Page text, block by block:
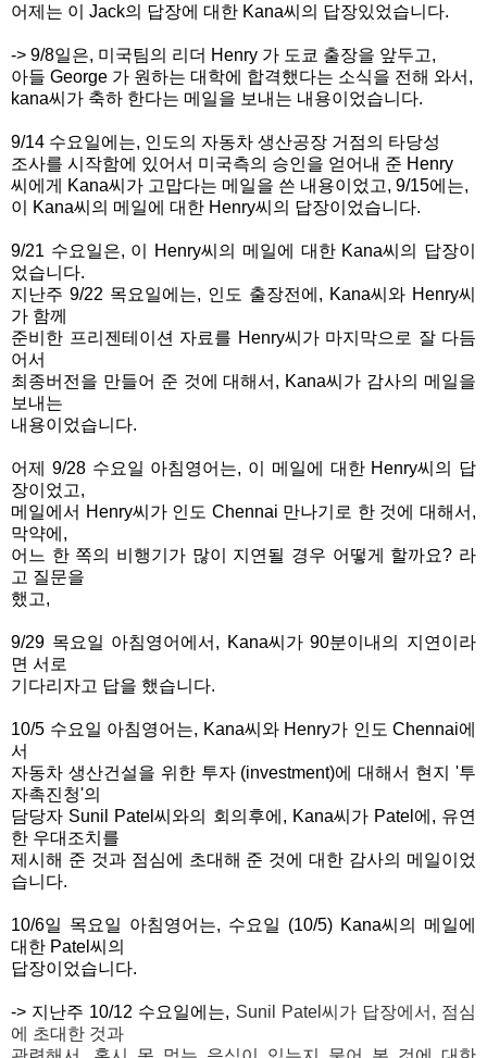
어제는 이 Jack의 답장에 대한 Kana씨의 답장있었습니다.
-> 9/8일은, 미국팀의 리더 Henry 가 도쿄 출장을 앞두고,
아들 George 가 원하는 대학에 합격했다는 소식을 전해 와서,
kana씨가 축하 한다는 메일을 보내는 내용이었습니다.
9/14 수요일에는, 인도의 자동차 생산공장 거점의 타당성
조사를 시작함에 있어서 미국측의 승인을 얻어내 준 Henry
씨에게 Kana씨 가 고맙다는 메일을 쓴 내용이었고, 9/15에는,
이 Kana씨의 메일에 대한 Henry씨의 답장이었습니다.
9/21 수요일은, 이 Henry씨의 메일에 대한 Kana씨의 답장이
었습니다.
지난주 9/22 목요일에는, 인 도 출장전에, Kana씨와 Henry씨
가 함께
준비한 프리젠테이션 자료를 Henry씨가 마지막으로 잘 다듬
어서
최종버전을 만들어 준 것에 대해서, Kana씨가 감사의 메일을
보내는
내용이었습니다.
어제 9/28 수요일 아침영어는, 이 메일에 대한 Henry씨의 답
장이었고,
메일에서 Henry씨가 인도 Chennai 만나기로 한 것에 대해서,
막약에,
어느 한 쪽의 비행기가 많이 지연될 경우 어떻게 할까요? 라
고 질문을
했고,
9/29 목요일 아침영어에서, Kana씨가 90분이내의 지연이라
면 서로
기다리자고 답을 했습니다.
10/5 수요일 아침영어는, Kana씨와 Henry가 인도 Chennai에
서
자동차 생산건설을 위한 투자 (investment)에 대해서 현지 '투
자촉진청'의
담당자 Sunil Patel씨와의 회의후에, Kana씨가 Patel에, 유연
한 우대조치를
제시 해 준 것과 점심에 초대해 준 것에 대한 감사의 메일이었
습니다.
10/6일 목요일 아침영어는, 수요일 (10/5) Kana씨의 메일에
대한 Patel씨의
답장이었습니다.
-> 지난주 10/12 수요일에는, Sunil Patel씨가 답장에서, 점심
에 초대한 것과